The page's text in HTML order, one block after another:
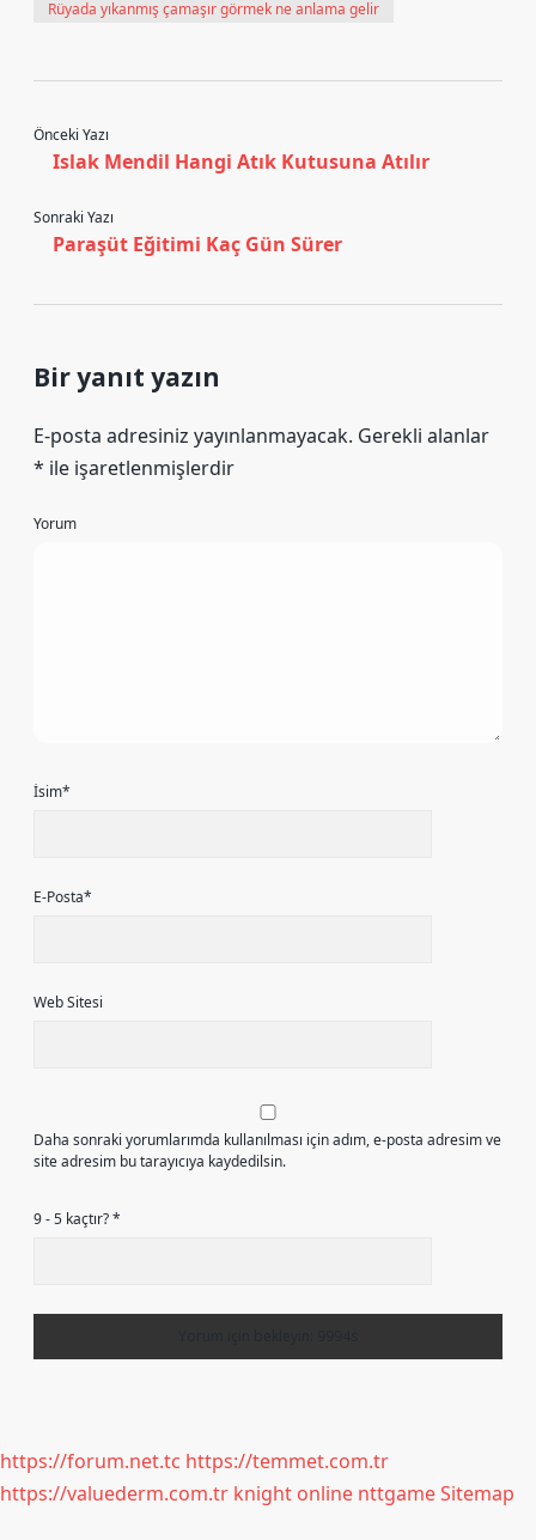
Rüyada yıkanmış çamaşır görmek ne anlama gelir
Önceki Yazı
Islak Mendil Hangi Atık Kutusuna Atılır
Sonraki Yazı
Paraşüt Eğitimi Kaç Gün Sürer
Bir yanıt yazın
E-posta adresiniz yayınlanmayacak. Gerekli alanlar
* ile işaretlenmişlerdir
Yorum
İsim*
E-Posta*
Web Sitesi
Daha sonraki yorumlarımda kullanılması için adım, e-posta adresim ve
site adresim bu tarayıcıya kaydedilsin.
9 - 5 kaçtır?*
https://forum.net.tc https://temmet.com.tr
https://valuederm.com.tr knight online nttgameSitemap